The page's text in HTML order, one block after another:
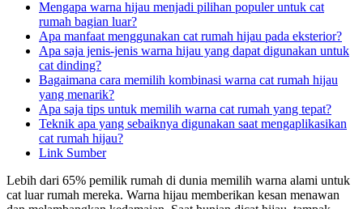
Mengapa warna hijau menjadi pilihan populer untuk cat
rumah bagian luar?
Apa manfaat menggunakan cat rumah hijau pada eksterior?
Apa saja jenis-jenis warna hijau yang dapat digunakan untuk
cat dinding?
Bagaimana cara memilih kombinasi warna cat rumah hijau
yang menarik?
Apa saja tips untuk memilih warna cat rumah yang tepat?
Teknik apa yang sebaiknya digunakan saat mengaplikasikan
cat rumah hijau?
Link Sumber
Lebih dari 65% pemilik rumah di dunia memilih warna alami untuk
cat luar rumah mereka. Warna hijau memberikan kesan menawan